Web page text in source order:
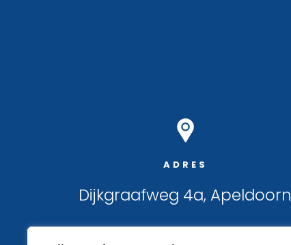
ADRES
Dijkgraafweg 4a, Apeldoorn